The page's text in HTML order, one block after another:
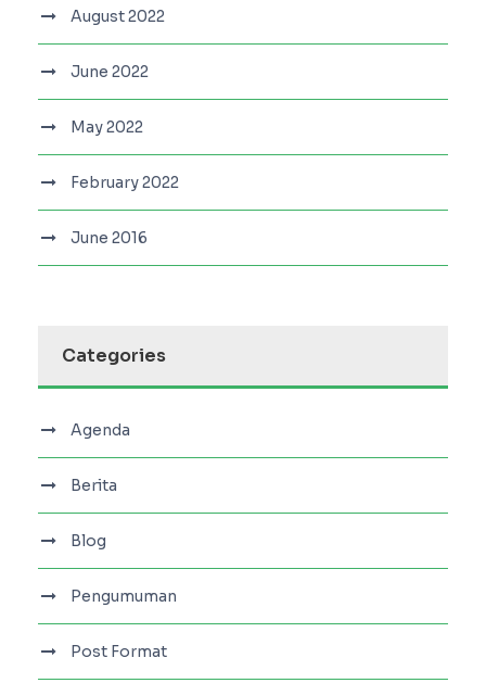
August 2022
June 2022
May 2022
February 2022
June 2016
Categories
Agenda
Berita
Blog
Pengumuman
Post Format